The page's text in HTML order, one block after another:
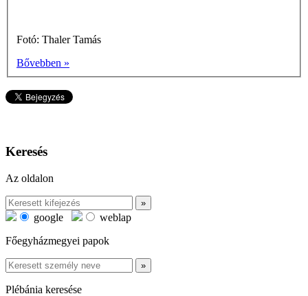
Fotó: Thaler Tamás
Bővebben »
Keresés
Az oldalon
google
weblap
Főegyházmegyei papok
Plébánia keresése